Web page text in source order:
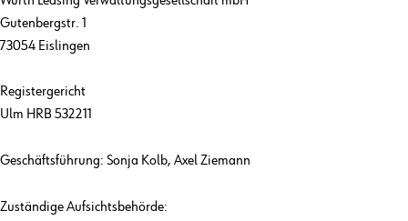
Gutenbergstr. 1
73054 Eislingen
Registergericht
Ulm HRB 532211
Geschäftsführung: Sonja Kolb, Axel Ziemann
Zuständige Aufsichtsbehörde: